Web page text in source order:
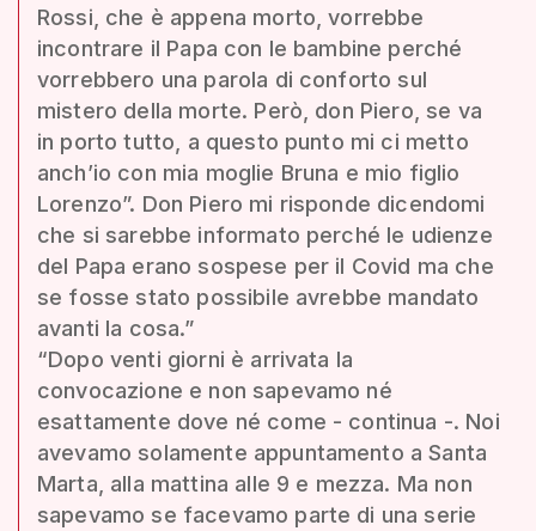
Rossi, che è appena morto, vorrebbe
incontrare il Papa con le bambine perché
vorrebbero una parola di conforto sul
mistero della morte. Però, don Piero, se va
in porto tutto, a questo punto mi ci metto
anch’io con mia moglie Bruna e mio figlio
Lorenzo”. Don Piero mi risponde dicendomi
che si sarebbe informato perché le udienze
del Papa erano sospese per il Covid ma che
se fosse stato possibile avrebbe mandato
avanti la cosa.”
“Dopo venti giorni è arrivata la
convocazione e non sapevamo né
esattamente dove né come - continua -. Noi
avevamo solamente appuntamento a Santa
Marta, alla mattina alle 9 e mezza. Ma non
sapevamo se facevamo parte di una serie